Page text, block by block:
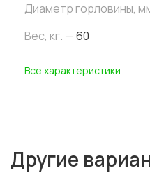
Диаметр горловины,
Вес, кг. —60
Все характеристики
Другие